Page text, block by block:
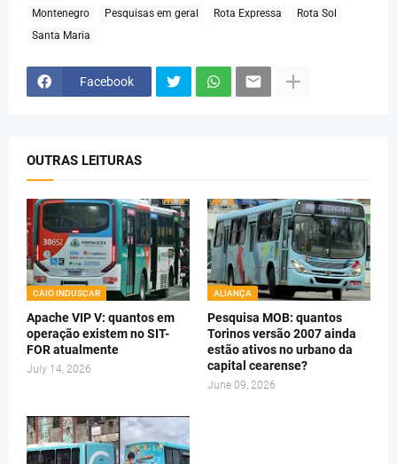
Montenegro
Pesquisas em geral Rota Expressa
Rota Sol
Santa Maria
Facebook
OUTRAS LEITURAS
CAIO INDUSCAR
Apache VIP V: quantos em
operação existem no SIT-
FOR atualmente
July 14, 2026
ALIANÇA
Pesquisa MOB: quantos
Torinos versão 2007 ainda
estão ativos no urbano da
capital cearense?
June 09, 2026